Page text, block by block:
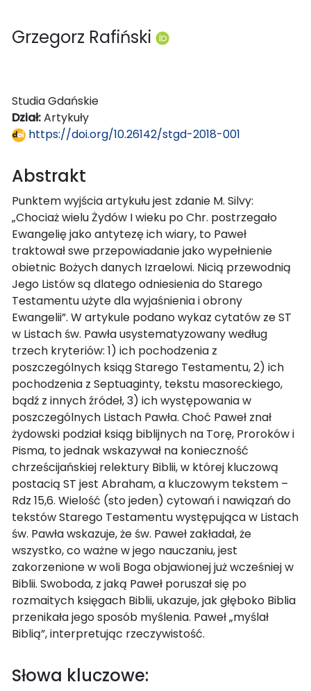
Grzegorz Rafiński
Studia Gdańskie
Dział:Artykuły
https://doi.org/10.26142/stgd-2018-001
Abstrakt
Punktem wyjścia artykułu jest zdanie M. Silvy:
„Chociaż wielu Żydów I wieku po Chr. postrzegało
Ewangelię jako antytezę ich wiary, to Paweł
traktował swe przepowiadanie jako wypełnienie
obietnic Bożych danych Izraelowi. Nicią przewodnią
Jego Listów są dlatego odniesienia do Starego
Testamentu użyte dla wyjaśnienia i obrony
Ewangelii”. W artykule podano wykaz cytatów ze ST
w Listach św. Pawła usystematyzowany według
trzech kryteriów: 1) ich pochodzenia z
poszczególnych ksiąg Starego Testamentu, 2) ich
pochodzenia z Septuaginty, tekstu masoreckiego,
bądź z innych źródeł, 3) ich występowania w
poszczególnych Listach Pawła. Choć Paweł znał
żydowski podział ksiąg biblijnych na Torę, Proroków i
Pisma, to jednak wskazywał na konieczność
chrześcijańskiej relektury Biblii, w której kluczową
postacią ST jest Abraham, a kluczowym tekstem –
Rdz 15,6. Wielość (sto jeden) cytowań i nawiązań do
tekstów Starego Testamentu występująca w Listach
św. Pawła wskazuje, że św. Paweł zakładał, że
wszystko, co ważne w jego nauczaniu, jest
zakorzenione w woli Boga objawionej już wcześniej w
Biblii. Swoboda, z jaką Paweł poruszał się po
rozmaitych księgach Biblii, ukazuje, jak głęboko Biblia
przenikała jego sposób myślenia. Paweł „myślał
Biblią”, interpretując rzeczywistość.
Słowa kluczowe: